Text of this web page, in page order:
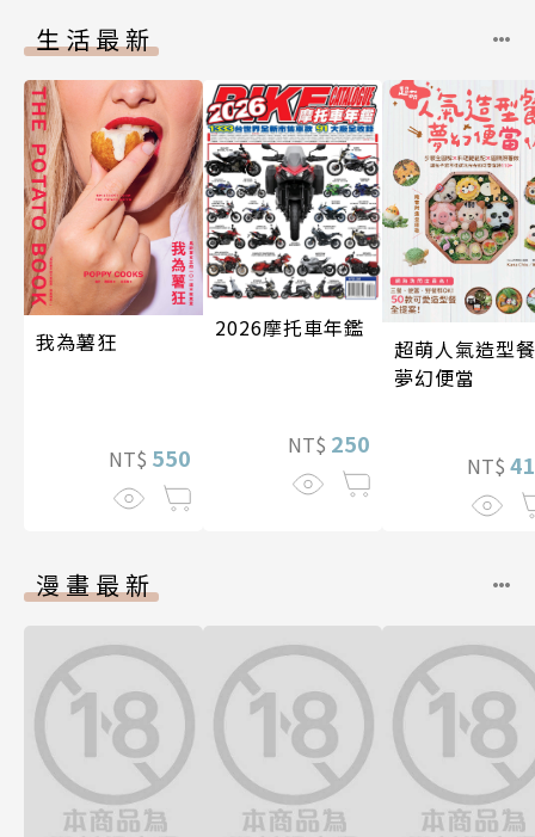
生活最新
我為薯狂
NT$ 550
2026摩托車年鑑
NT$ 250
超萌人氣造型
夢幻便當
NT$
漫畫最新